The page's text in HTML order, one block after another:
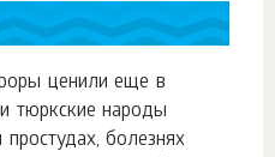
ценили еще в
тюркские народы
болезнях